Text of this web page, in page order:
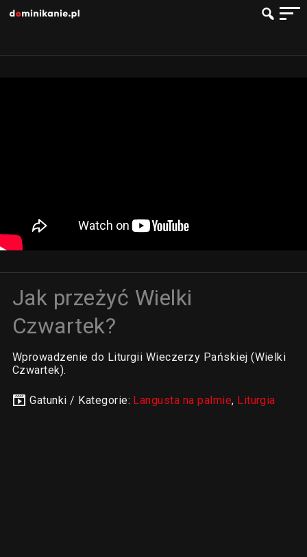
Jak przeżyć Wielki
Czwartek?
Wprowadzenie do Liturgii Wieczerzy Pańskiej (Wielki
Czwartek).
Gatunki / Kategorie: Langusta na palmie, Liturgia